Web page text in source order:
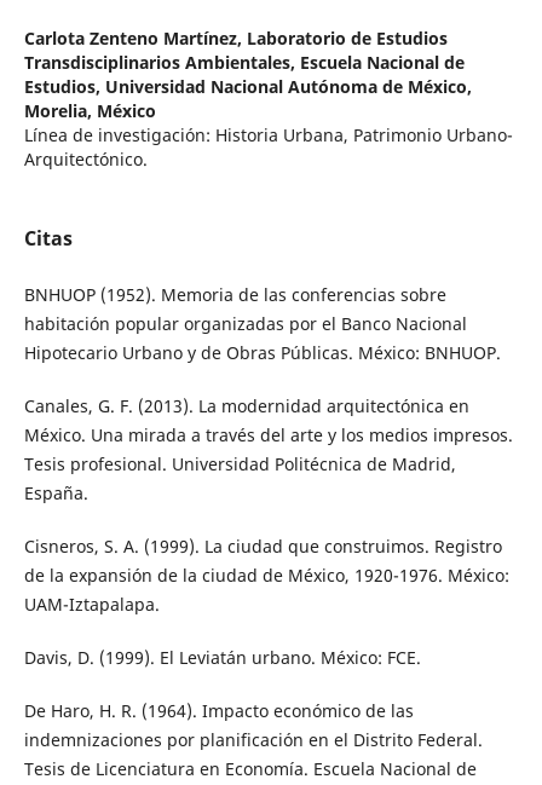
Carlota Zenteno Martínez, Laboratorio de Estudios
Transdisciplinarios Ambientales, Escuela Nacional de
Estudios, Universidad Nacional Autónoma de México,
Morelia, México
Línea de investigación: Historia Urbana, Patrimonio Urbano-
Arquitectónico.
Citas
BNHUOP (1952). Memoria de las conferencias sobre
habitación popular organizadas por el Banco Nacional
Hipotecario Urbano y de Obras Públicas. México: BNHUOP.
Canales, G. F. (2013). La modernidad arquitectónica en
México. Una mirada a través del arte y los medios impresos.
Tesis profesional. Universidad Politécnica de Madrid,
España.
Cisneros, S. A. (1999). La ciudad que construimos. Registro
de la expansión de la ciudad de México, 1920-1976. México:
UAM-Iztapalapa.
Davis, D. (1999). El Leviatán urbano. México: FCE.
De Haro, H. R. (1964). Impacto económico de las
indemnizaciones por planificación en el Distrito Federal.
Tesis de Licenciatura en Economía. Escuela Nacional de